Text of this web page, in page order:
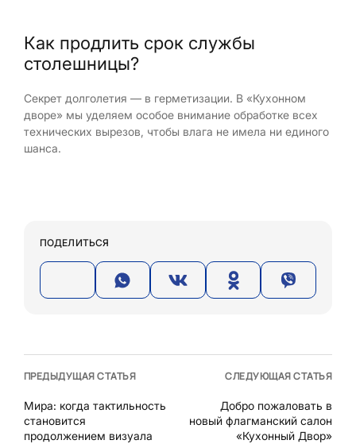
Как продлить срок службы
столешницы?
Секрет долголетия — в герметизации. В «Кухонном
дворе» мы уделяем особое внимание обработке всех
технических вырезов, чтобы влага не имела ни единого
шанса.
ПОДЕЛИТЬСЯ
ПРЕДЫДУЩАЯ СТАТЬЯ
Мира: когда тактильность
становится
продолжением визуала
СЛЕДУЮЩАЯ СТАТЬЯ
Добро пожаловать в
новый флагманский салон
«Кухонный Двор»